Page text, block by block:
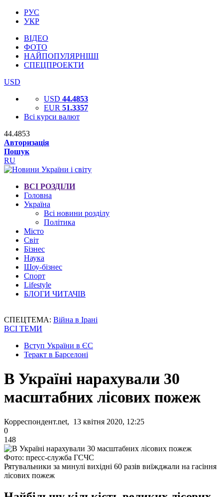
РУС
УКР
ВІДЕО
ФОТО
НАЙПОПУЛЯРНІШІ
СПЕЦПРОЕКТИ
USD
USD 44.4853
EUR 51.3357
Всі курси валют
44.4853
Авторизація
Пошук
RU
ВСІ РОЗДІЛИ
Головна
Україна
Всі новини розділу
Політика
Місто
Світ
Бізнес
Наука
Шоу-бізнес
Спорт
Lifestyle
БЛОГИ ЧИТАЧІВ
СПЕЦТЕМА: Війна в Ірані
ВСІ ТЕМИ
Вступ України в ЄС
Теракт в Барселоні
В Україні нарахували 30
масштабних лісових пожеж
Корреспондент.net, 13 квітня 2020, 12:25
0
148
Фото: пресс-служба ГСЧС
Рятувальники за минулі вихідні 60 разів виїжджали на гасіння
лісових пожеж